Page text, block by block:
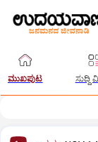
ಮುಖಪುಟ ಸುದ್ದಿ